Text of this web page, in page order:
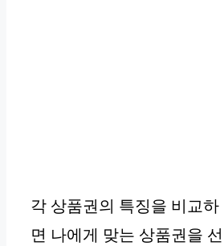
각 상품권의 특징을 비교하
면 나에게 맞는 상품권을 선